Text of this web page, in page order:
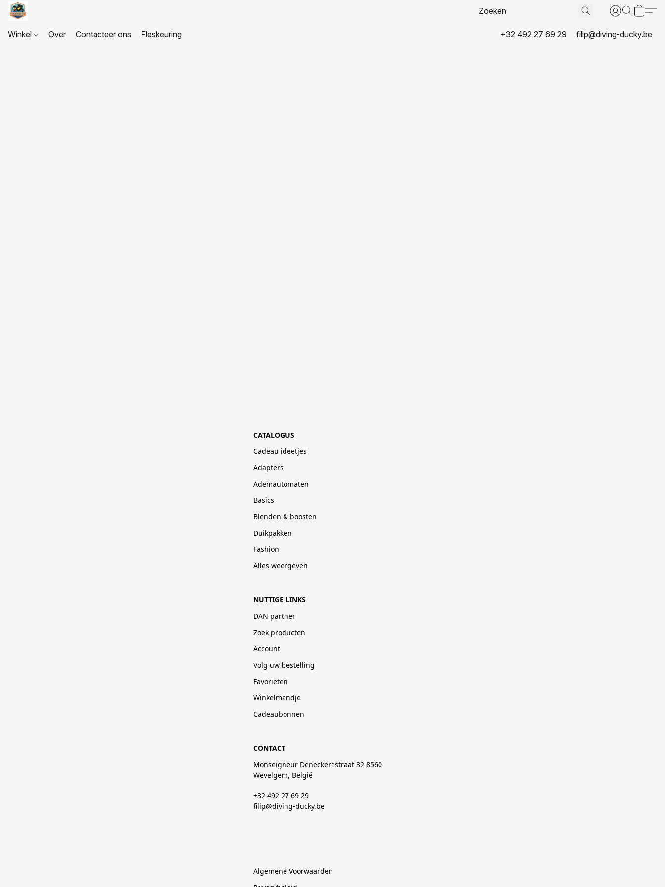
Winkel Over Contacteer ons Fleskeuring +32 492 27 69 29 filip@diving-ducky.be
CATALOGUS
Cadeau ideetjes
Adapters
Ademautomaten
Basics
Blenden & boosten
Duikpakken
Fashion
Alles weergeven
NUTTIGE LINKS
DAN partner
Zoek producten
Account
Volg uw bestelling
Favorieten
Winkelmandje
Cadeaubonnen
CONTACT
Monseigneur Deneckerestraat 32 8560
Wevelgem, België
+32 492 27 69 29
filip@diving-ducky.be
Algemene Voorwaarden